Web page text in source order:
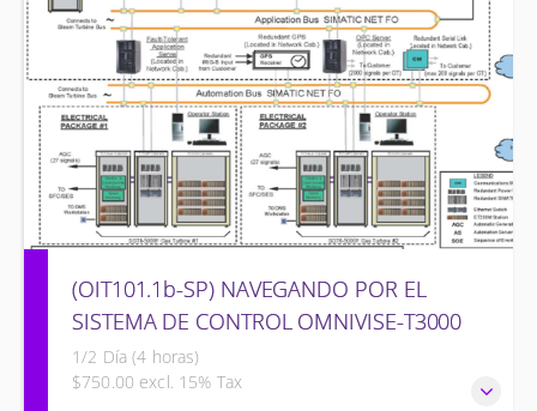
(OIT101.1b-SP) NAVEGANDO POR EL
SISTEMA DE CONTROL OMNIVISE-T3000
1/2 Día (4 horas)
$750.00 excl. 15% Tax